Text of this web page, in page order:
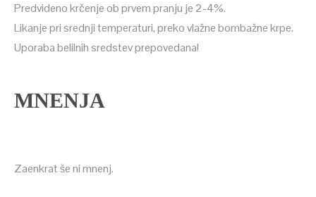
Predvideno krčenje ob prvem pranju je 2-4%.
Likanje pri srednji temperaturi, preko vlažne bombažne krpe.
Uporaba belilnih sredstev prepovedana!
MNENJA
Zaenkrat še ni mnenj.